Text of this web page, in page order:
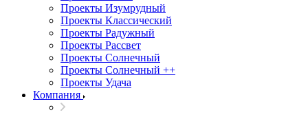
Проекты Изумрудный
Проекты Классический
Проекты Радужный
Проекты Рассвет
Проекты Солнечный
Проекты Солнечный ++
Проекты Удача
Компания